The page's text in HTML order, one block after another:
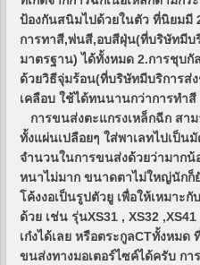
ป้องกันสนิมไปด้วยในตัว ที่นิยมมี
การทาสี,พ่นสี,อบสีฝุ่น(ที่บริษัทมีบ
มาตรฐาน) ได้ทั้งหมด 2.การชุบ
ด้วยวิธีจุ่มร้อน(ที่บริษัทมีบริการส่
เคลือบ ใช้ได้ทนนานกว่าการ
การขนส่งตะแกรงเหล็กฉีก สา
ทั้งแผ่นเปลือยๆ ใส่พาเลทไปเป็น
จำนวนในการขนส่งด้วยว่ามาก
หนาไม่มาก ขนาดตาไม่ใหญ่นักก็
โค้งงอเป็นรูปตัวยู เพื่อให้เหมาะ
ด้วย เช่น รุ่นXS31 , XS32
เก๋งได้เลย หรือตระกูลCTทั้งหมด
ขนส่งทางมอเตอร์ไซค์ได้ครับ ก